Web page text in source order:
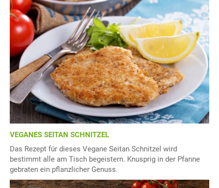
VEGANES SEITAN SCHNITZEL
Das Rezept für dieses Vegane Seitan Schnitzel wird
bestimmt alle am Tisch begeistern. Knusprig in der Pfanne
gebraten ein pflanzlicher Genuss.